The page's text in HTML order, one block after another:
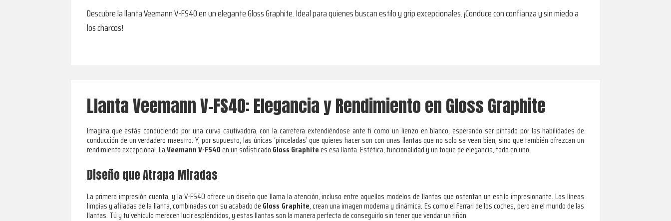
Descubre la llanta Veemann V-FS40 en un elegante Gloss Graphite. Ideal para quienes buscan estilo y grip excepcionales. ¡Conduce con confianza y sin miedo a
los charcos!
Llanta Veemann V-FS40: Elegancia y Rendimiento en Gloss Graphite
Imagina que estás conduciendo por una curva cautivadora, con la carretera extendiéndose ante ti como un lienzo en blanco, esperando ser pintado por las habilidades de
conducción de un verdadero maestro. Y, por supuesto, las únicas ‘pinceladas’ que quieres hacer son con unas llantas que no solo se vean bien, sino que también ofrezcan un
rendimiento excepcional. LaVeemann V-FS40en un sofisticado Gloss Graphitees esa llanta. Estética, funcionalidad y un toque de elegancia, todo en uno.
Diseño que Atrapa Miradas
La primera impresión cuenta, y la V-FS40 ofrece un diseño que llama la atención, incluso entre aquellos modelos de llantas que ostentan un estilo impresionante. Las líneas
limpias y afiladas de la llanta, combinadas con su acabado de Gloss Graphite, crean una imagen moderna y dinámica. Es como el Ferrari de los coches, pero en el mundo de las
llantas. Tú y tu vehículo merecen lucir espléndidos, y estas llantas son la manera perfecta de conseguirlo sin tener que vendar un riñón.